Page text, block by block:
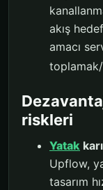
akış
amacı
toplamak/
riskleri
Yatak
Upflow,
tasarım